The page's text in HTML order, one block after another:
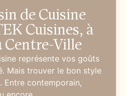
de Cuisine
Cuisines, à
Centre-Ville
représente vos goûts
Mais trouver le bon style
Entre contemporain,